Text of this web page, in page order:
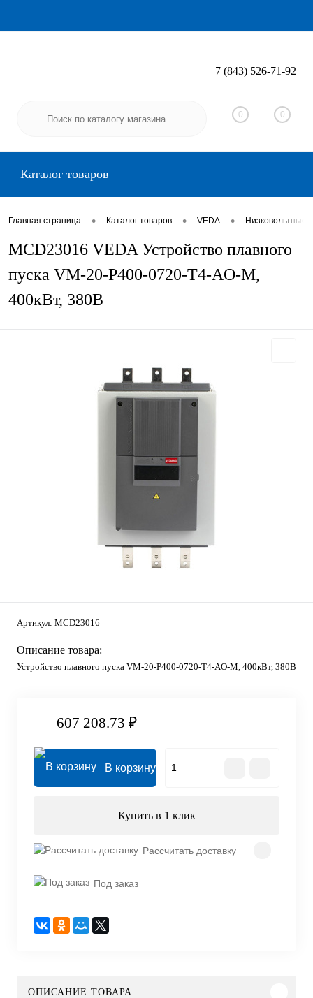
Вход Регистрация
+7 (843) 526-71-92
0 0
Каталог товаров
Главная страница • Каталог товаров • VEDA •
MCD23016 VEDA Устройство плавного
пуска VM-20-P400-0720-T4-AO-M,
400кВт, 380В
Артикул: MCD23016
Описание товара:
Устройство плавного пуска VM-20-P400-0720-T4-AO-M, 400кВт, 380В
607 208.73 ₽
В корзину
Купить в 1 клик
Рассчитать доставку
Под заказ
ОПИСАНИЕ ТОВАРА